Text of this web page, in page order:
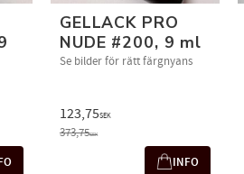
GELLACK PRO
NUDE #200, 9 ml
Se bilder för rätt färgnyans
123,75SEK
373,75SEK
INFO